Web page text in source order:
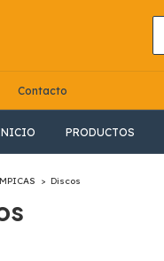
Contacto
PRODUCTOS
> Discos